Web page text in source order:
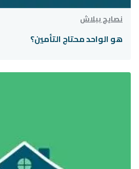
نصايح ببلاش
هو‌ ‌الواحد‌ ‌محتاج‌ ‌التأمين؟‌ ‌